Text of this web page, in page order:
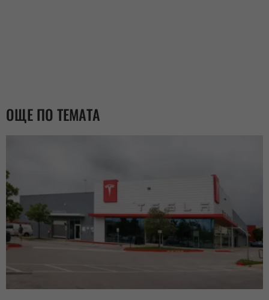
ОЩЕ ПО ТЕМАТА